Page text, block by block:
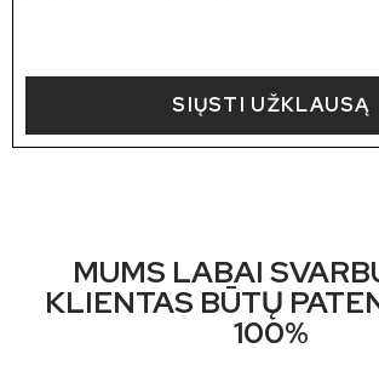
SIŲSTI UŽKLAUSĄ
MUMS LABAI
KLIENTAS BŪTŲ
100%